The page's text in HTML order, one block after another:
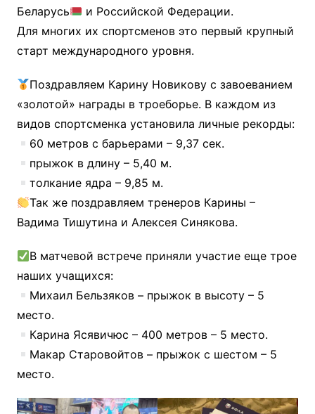
Беларусь
и Российской Федерации.
Для многих их спортсменов это первый крупный
старт международного уровня.
Поздравляем Карину Новикову с завоеванием
«золотой» награды в троеборье. В каждом из
видов спортсменка установила личные рекорды:
60 метров с барьерами – 9,37 сек.
прыжок в длину – 5,40 м.
толкание ядра – 9,85 м.
Так же поздравляем тренеров Карины –
Вадима Тишутина и Алексея Синякова.
В матчевой встрече приняли участие еще трое
наших учащихся:
Михаил Бельзяков – прыжок в высоту – 5
место.
Карина Ясявичюс – 400 метров – 5 место.
Макар Старовойтов – прыжок с шестом – 5
место.